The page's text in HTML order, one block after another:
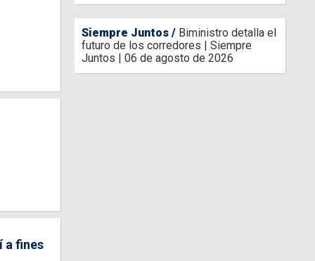
a fines
Siempre Juntos
Biministro detalla el
futuro de los corredores | Siempre
Juntos | 06 de agosto de 2026